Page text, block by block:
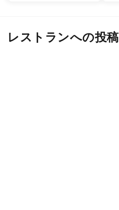
レストランへの投稿